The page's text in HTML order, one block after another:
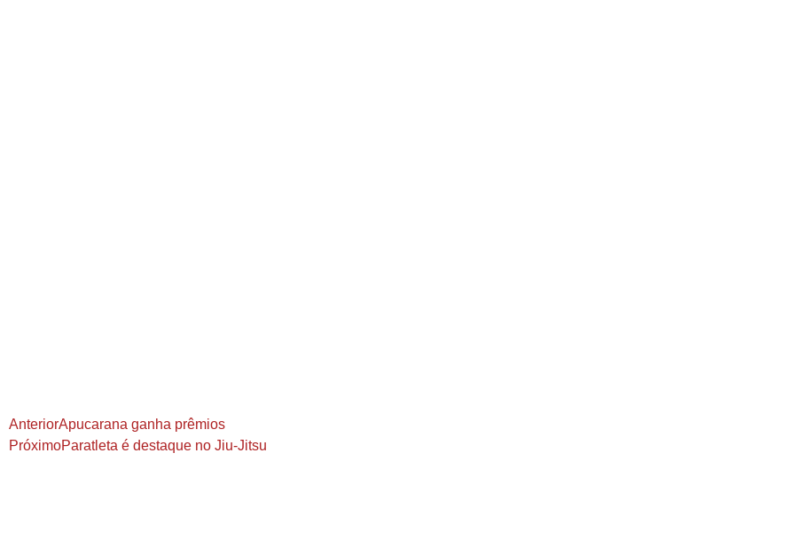
AnteriorApucarana ganha prêmios
PróximoParatleta é destaque no Jiu-Jitsu